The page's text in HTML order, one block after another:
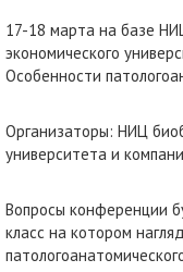
17-18 марта на базе
экономического
Особенности
Организаторы: НИЦ
университета и
Вопросы конференции
класс на котором